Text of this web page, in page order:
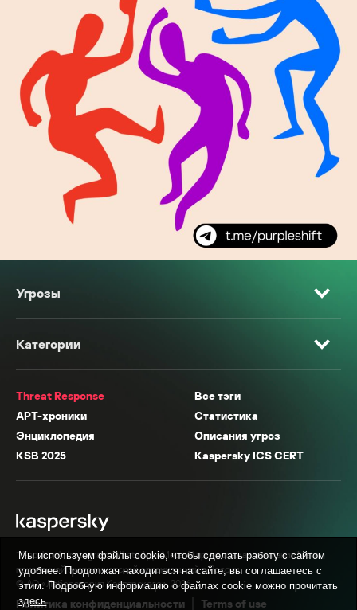
Угрозы
Категории
Threat Response
Все тэги
APT-хроники
Статистика
Энциклопедия
Описания угроз
KSB 2025
Kaspersky ICS CERT
* Facebook, Instagram, WhatsApp, Meta AI принадлежат компании Meta,
признанной экстремистской организацией в России.
© АО «Лаборатория Касперского», 2026.
Политика конфиденциальности Terms of use
Мы используем файлы cookie, чтобы сделать работу с сайтом
удобнее. Продолжая находиться на сайте, вы соглашаетесь с
этим. Подробную информацию о файлах cookie можно прочитать
здесь.